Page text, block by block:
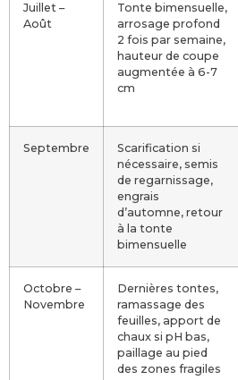
Juillet –
Août
Tonte bimensuelle,
arrosage profond
2 fois par semaine,
hauteur de coupe
augmentée à 6-7
cm
Septembre
Scarification si
nécessaire, semis
de regarnissage,
engrais
d’automne, retour
à la tonte
bimensuelle
Octobre –
Novembre
Dernières tontes,
ramassage des
feuilles, apport de
chaux si pH bas,
paillage au pied
des zones fragiles